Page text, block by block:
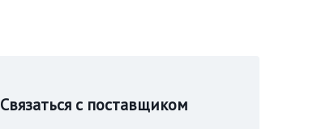
Связаться с поставщиком